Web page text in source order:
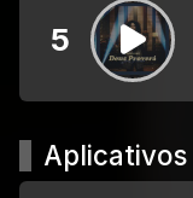
5
Aplicativos